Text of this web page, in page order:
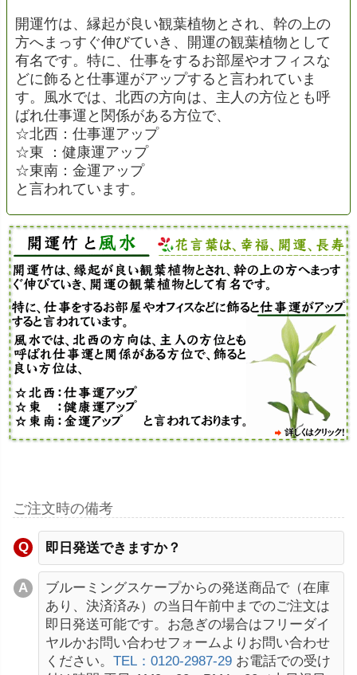
開運竹は、縁起が良い観葉植物とされ、幹の上の
方へまっすぐ伸びていき、開運の観葉植物として
有名です。特に、仕事をするお部屋やオフィスな
どに飾ると仕事運がアップすると言われていま
す。風水では、北西の方向は、主人の方位とも呼
ばれ仕事運と関係がある方位で、
☆北西：仕事運アップ
☆東 ：健康運アップ
☆東南：金運アップ
と言われています。
ご注文時の備考
即日発送できますか？
ブルーミングスケープからの発送商品で（在庫
あり、決済済み）の当日午前中までのご注文は
即日発送可能です。お急ぎの場合はフリーダイ
ヤルかお問い合わせフォームよりお問い合わせ
ください。 TEL：0120-2987-29 お電話での受け